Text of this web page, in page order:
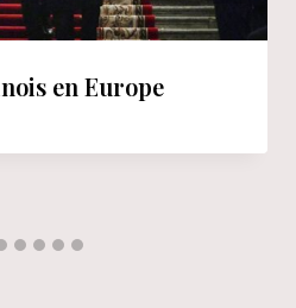
en Europe